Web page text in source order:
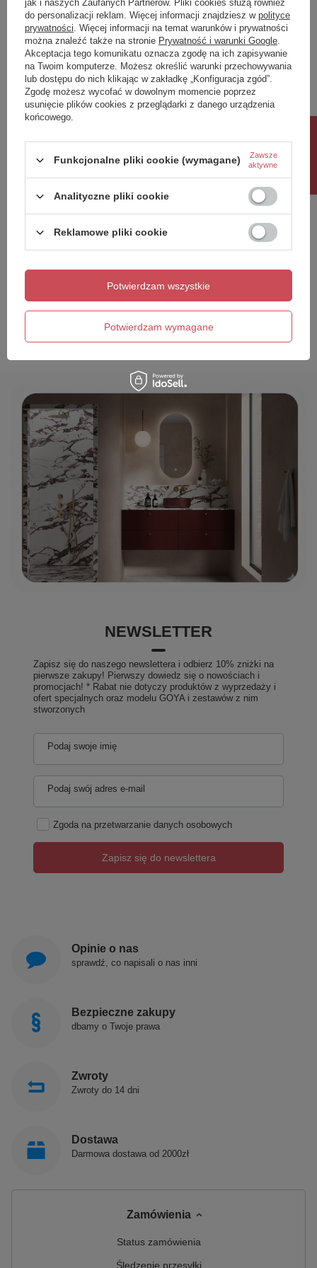
Twoja ocena:
5/5
Treść twojej opinii
Dodaj własne zdjęcie produktu:
Wyślij opinię
NEWSLETTER
Zapisz się do naszego newslettera i odbierz 10% zniżki na
pierwsze zakupy! Pierwszy dowiedz się o nowościach i
promocjach! * Rabat nie dotyczy produktów z wyprzedaży i
ofert specjalnych oraz modelu GOYA i zestawów z nim
stworzonych
Podaj swoje imię
Podaj swój adres e-mail
Zgoda na przetwarzanie danych osobowych
Zapisz się do newslettera
Opinie o nas
sprawdź, co napisali o nas inni
Bezpieczne zakupy
dbamy o Twoje prawa
Zwroty
Zwroty do 14 dni
Dostawa
Darmowa dostawa od 2000zł
Zamówienia
Status zamówienia
Śledzenie przesyłki
jak i naszych Zaufanych Partnerów. Pliki cookies służą również
do personalizacji reklam. Więcej informacji znajdziesz w polityce
prywatności . Więcej informacji na temat warunków i prywatności
można znaleźć także na stronie Prywatność i warunki Google
Akceptacja tego komunikatu oznacza zgodę na ich zapisywanie
na Twoim komputerze. Możesz określić warunki przechowywania
lub dostępu do nich klikając w zakładkę „Konfiguracja zgód”.
Zgodę możesz wycofać w dowolnym momencie poprzez
usunięcie plików cookies z przeglądarki z danego urządzenia
końcowego.
Funkcjonalne pliki cookie (wymagane)
Zawsze
aktywne
Analityczne pliki cookie
Reklamowe pliki cookie
Potwierdzam wymagane
Potwierdzam wszystkie